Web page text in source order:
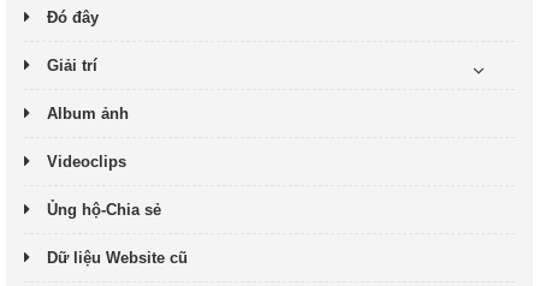
Đó đây
Giải trí
Album ảnh
Videoclips
Ủng hộ-Chia sẻ
Dữ liệu Website cũ